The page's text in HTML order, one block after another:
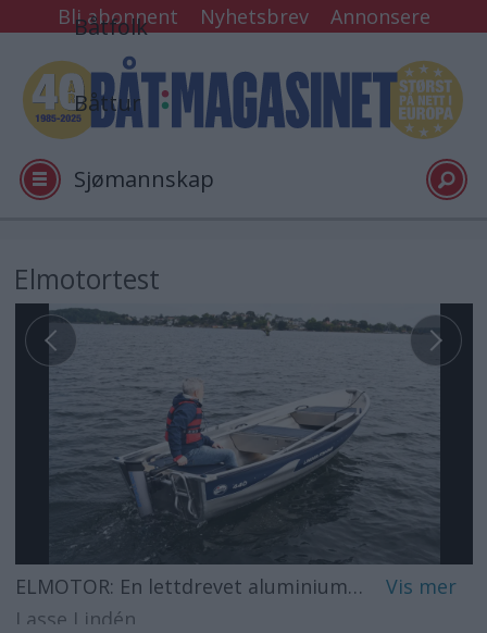
Bli abonnent Nyhetsbrev Annonsere
Båtfolk
Båttur
Sjømannskap
Arkiv
Video
Logg inn
Elmotortest
ELMOTOR: En lettdrevet aluminiumbåt med lav vekt er perfekt for mindre elmotorer. Vi testet eLite på en Linder Fishing 440 som veier 94 kg.
Lasse Lindén